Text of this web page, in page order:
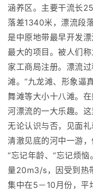
涵养区。主要干流长
落差1340米，漂流段
是中原地带最早开发
最大的项目。被人们
家工商局注册。漂流
滩。“九龙滩、形象逼
舞滩等大小十八滩。
河漂流的一大乐趣。
无论认识与否，见面
清澈见底的河中一游，
“忘记年龄、“忘记烦
量20m3/s，因受到热
集中在5－10月份，